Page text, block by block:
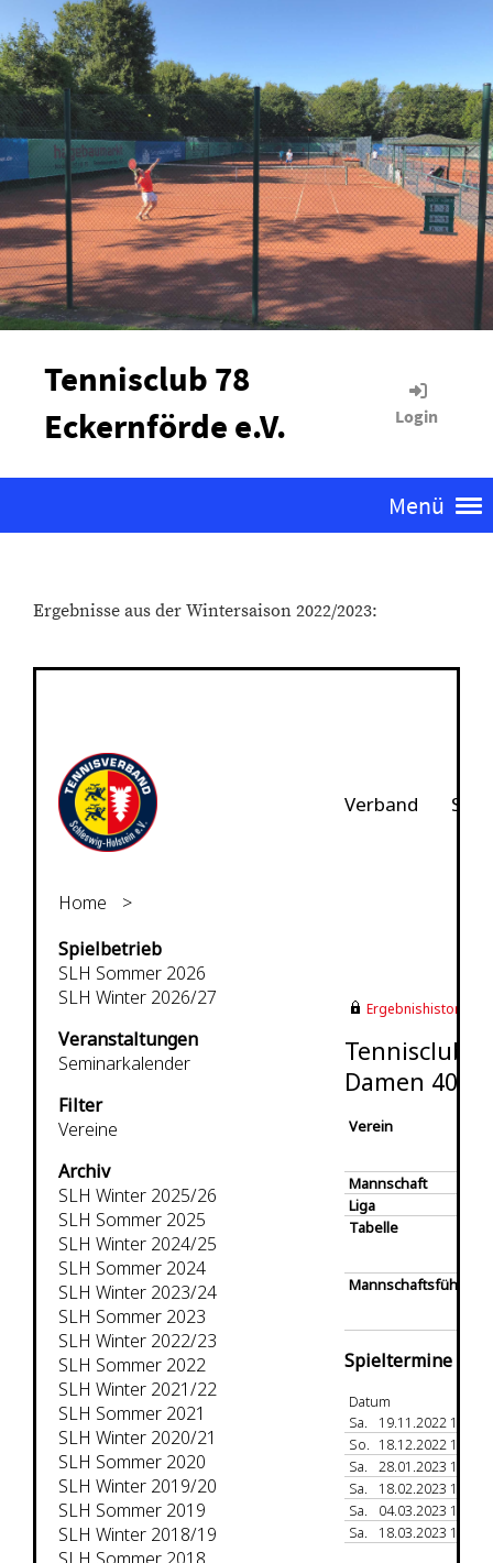
Tennisclub 78
Eckernförde e.V.
Login
Menü
Ergebnisse aus der Wintersaison 2022/2023: